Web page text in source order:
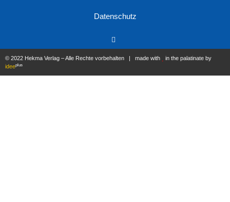
Datenschutz
© 2022 Hekma Verlag – Alle Rechte vorbehalten | made with
in the palatinate by
ideeplus